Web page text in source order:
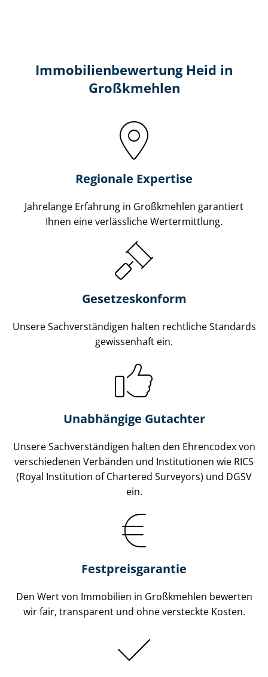
Immobilien­bewertung Heid in
Großkmehlen
Regionale Expertise
Jahrelange Erfahrung in Großkmehlen garantiert
Ihnen eine verlässliche Wertermittlung.
Gesetzes­konform
Unsere Sach­ver­stän­di­gen halten rechtliche Standards
gewissenhaft ein.
Unabhängige Gutachter
Unsere Sach­ver­stän­di­gen halten den Ehrencodex von
verschiedenen Verbänden und Institutionen wie RICS
(Royal Institution of Chartered Surveyors) und DGSV
ein.
Festpreis​garantie
Den Wert von Immobilien in Großkmehlen bewerten
wir fair, transparent und ohne versteckte Kosten.